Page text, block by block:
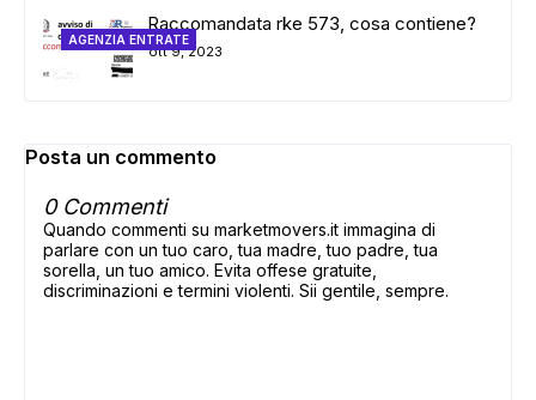
AGENZIA ENTRATE
Raccomandata rke 573, cosa contiene?
ott 9, 2023
Posta un commento
0 Commenti
Quando commenti su marketmovers.it immagina di
parlare con un tuo caro, tua madre, tuo padre, tua
sorella, un tuo amico. Evita offese gratuite,
discriminazioni e termini violenti. Sii gentile, sempre.